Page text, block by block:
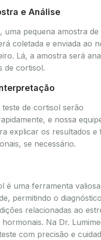
e Análise
uma pequena amostra de
coletada e enviada ao
Lá, a amostra será
de cortisol.
de cortisol serão
e nossa
explicar os resultados e
se necessário.
é uma ferramenta
permitindo o
relacionadas ao
Na Dr.
com precisão e